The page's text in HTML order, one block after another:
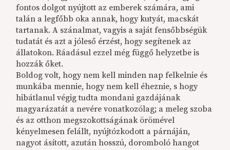
fontos dolgot nyújtott az emberek számára, ami
talán a legfőbb oka annak, hogy kutyát, macskát
tartanak. A szánalmat, vagyis a saját fensőbbségük
tudatát és azt a jóleső érzést, hogy segítenek az
állatokon. Ráadásul ezzel még függő helyzetbe is
hozzák őket.
Boldog volt, hogy nem kell minden nap felkelnie és
munkába mennie, hogy nem kell éheznie, s hogy
hibátlanul végig tudta mondani gazdájának
magyarázatát a nevére vonatkozólag; a meleg szoba
és az otthon megszokottságának örömével
kényelmesen felállt, nyújtózkodott a párnáján,
nagyot ásított, azután hosszú, doromboló hangot